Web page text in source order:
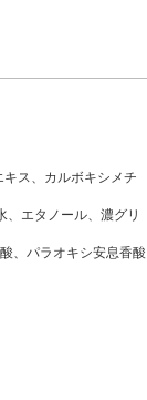
ス、カルボキシメチ
、エタノール、濃グリ
、パラオキシ安息香酸